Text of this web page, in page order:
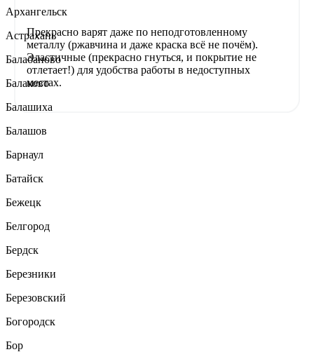
Прекрасно варят даже по неподготовленному
металлу (ржавчина и даже краска всё не почём).
Эластичные (прекрасно гнуться, и покрытие не
отлетает!) для удобства работы в недоступных
местах.
Архангельск
Астрахань
Балабаново
Балаково
Балашиха
Балашов
Барнаул
Батайск
Бежецк
Белгород
Бердск
Березники
Березовский
Богородск
Бор